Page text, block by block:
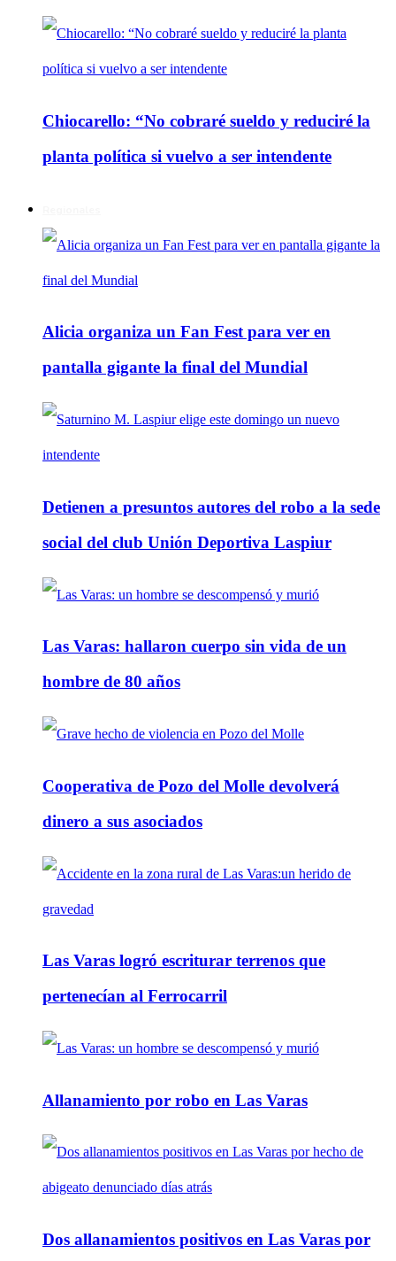
Chiocarello: “No cobraré sueldo y reduciré la
planta política si vuelvo a ser intendente
Alicia organiza un Fan Fest para ver en
pantalla gigante la final del Mundial
Detienen a presuntos autores del robo a la sede
social del club Unión Deportiva Laspiur
Las Varas: hallaron cuerpo sin vida de un
hombre de 80 años
Cooperativa de Pozo del Molle devolverá
dinero a sus asociados
Las Varas logró escriturar terrenos que
pertenecían al Ferrocarril
Allanamiento por robo en Las Varas
Dos allanamientos positivos en Las Varas por